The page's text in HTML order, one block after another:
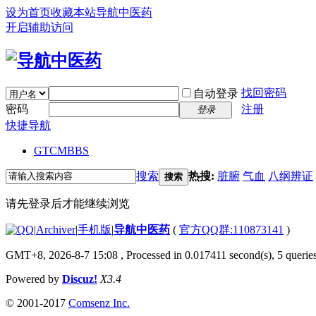
设为首页收藏本站导航中医药
开启辅助访问
自动登录 找回密码
密码
登录
注册
快捷导航
GTCMBBS
搜索 搜索 热搜: 脏腑 气血 八纲辨证
请先登录后才能继续浏览
|Archiver|手机版|导航中医药 ( 官方QQ群:110873141 )
GMT+8, 2026-8-7 15:08 , Processed in 0.017411 second(s), 5
Powered by Discuz! X3.4
© 2001-2017 Comsenz Inc.